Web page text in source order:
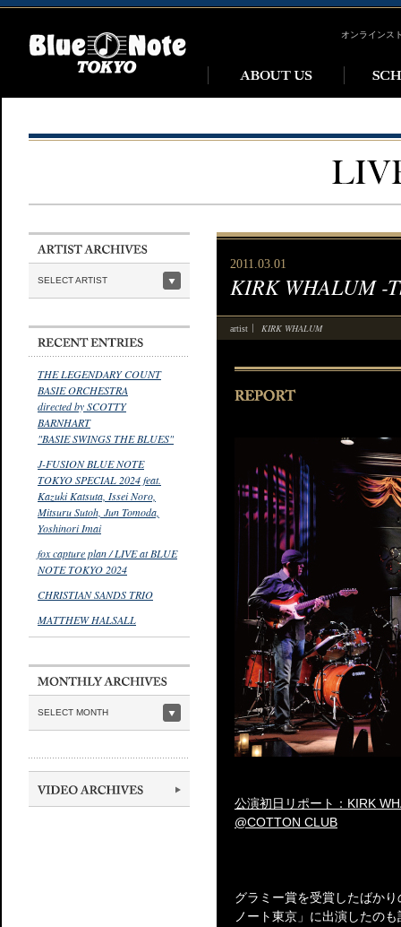
オンラインス
SELECT ARTIST
THE LEGENDARY COUNT
BASIE ORCHESTRA
directed by SCOTTY
BARNHART
"BASIE SWINGS THE BLUES"
J-FUSION BLUE NOTE
TOKYO SPECIAL 2024 feat.
Kazuki Katsuta, Issei Noro,
Mitsuru Sutoh, Jun Tomoda,
Yoshinori Imai
fox capture plan / LIVE at BLUE
NOTE TOKYO 2024
CHRISTIAN SANDS TRIO
MATTHEW HALSALL
SELECT MONTH
2011.03.01
KIRK WHALUM -
artist KIRK WHALUM
公演初日リポート：KIRK
@COTTON CLUB
グラミー賞を受賞したばか
ノート東京」に出演したの